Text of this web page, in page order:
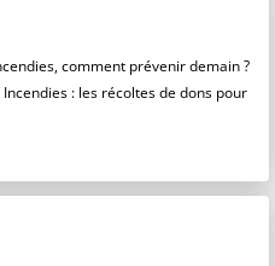
comment prévenir demain ?
: les récoltes de dons pour